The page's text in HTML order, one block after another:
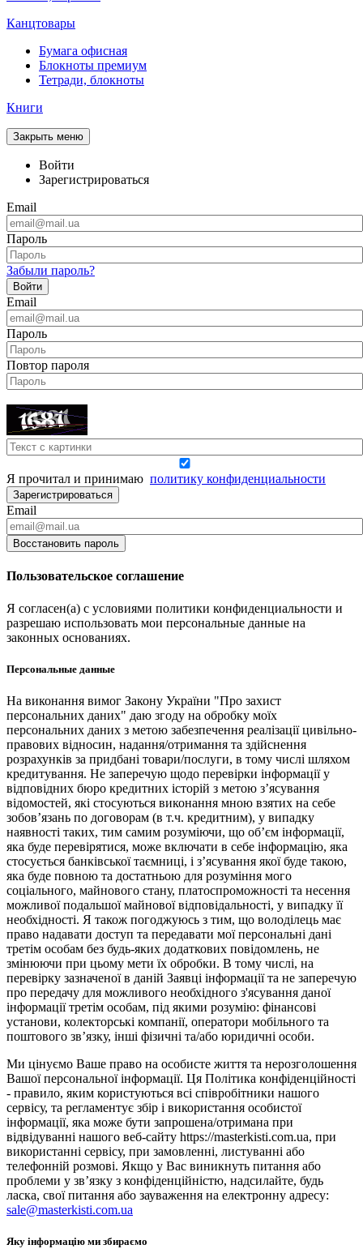
Канцтовары
Бумага офисная
Блокноты премиум
Тетради, блокноты
Книги
Закрыть меню
Войти
Зарегистрироваться
Email
Пароль
Забыли пароль?
Войти
Email
Пароль
Повтор пароля
Я прочитал и принимаю политику конфиденциальности
Зарегистрироваться
Email
Восстановить пароль
Пользовательское соглашение
Я согласен(а) с условиями политики конфиденциальности и
разрешаю использовать мои персональные данные на
законных основаниях.
Персональные данные
На виконання вимог Закону України "Про захист
персональних даних" даю згоду на обробку моїх
персональних даних з метою забезпечення реалізації цивільно-
правових відносин, надання/отримання та здійснення
розрахунків за придбані товари/послуги, в тому числі шляхом
кредитування. Не заперечую щодо перевірки інформації у
відповідних бюро кредитних історій з метою з’ясування
відомостей, які стосуються виконання мною взятих на себе
зобов’язань по договорам (в т.ч. кредитним), у випадку
наявності таких, тим самим розуміючи, що об’єм інформації,
яка буде перевірятися, може включати в себе інформацію, яка
стосується банківської таємниці, і з’ясування якої буде такою,
яка буде повною та достатньою для розуміння мого
соціального, майнового стану, платоспроможності та несення
можливої подальшої майнової відповідальності, у випадку її
необхідності. Я також погоджуюсь з тим, що володілець має
право надавати доступ та передавати мої персональні дані
третім особам без будь-яких додаткових повідомлень, не
змінюючи при цьому мети їх обробки. В тому числі, на
перевірку зазначеної в даній Заявці інформації та не заперечую
про передачу для можливого необхідного з'ясування даної
інформації третім особам, під якими розумію: фінансові
установи, колекторські компанії, оператори мобільного та
поштового зв’язку, інші фізичні та/або юридичні особи.
Ми цінуємо Ваше право на особисте життя та нерозголошення
Вашої персональної інформації. Ця Політика конфіденційності
- правило, яким користуються всі співробітники нашого
сервісу, та регламентує збір і використання особистої
інформації, яка може бути запрошена/отримана при
відвідуванні нашого веб-сайту https://masterkisti.com.ua, при
використанні сервісу, при замовленні, листуванні або
телефонній розмові. Якщо у Вас виникнуть питання або
проблеми у зв’язку з конфіденційністю, надсилайте, будь
ласка, свої питання або зауваження на електронну адресу:
sale@masterkisti.com.ua
Яку інформацію ми збираємо